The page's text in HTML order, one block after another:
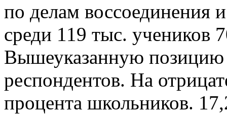
по делам воссоединения
среди 119 тыс. учеников
Вышеуказанную позицию
респондентов. На
процента школьников.